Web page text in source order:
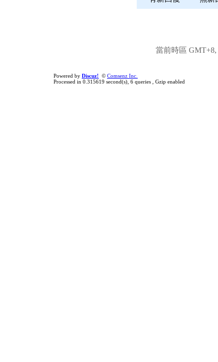
當前時區 GMT+8,
Powered by Discuz! © Comsenz Inc.
Processed in 0.315619 second(s), 6 queries , Gzip enabled